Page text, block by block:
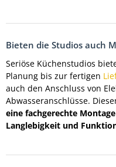
Bieten die Studios auch
Seriöse Küchenstudios
Planung bis zur fertigen
auch den Anschluss von
Abwasseranschlüsse.
eine fachgerechte
Langlebigkeit und